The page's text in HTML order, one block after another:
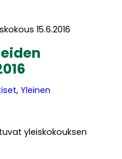
15.6.2016
, Yleinen
yleiskokouksen